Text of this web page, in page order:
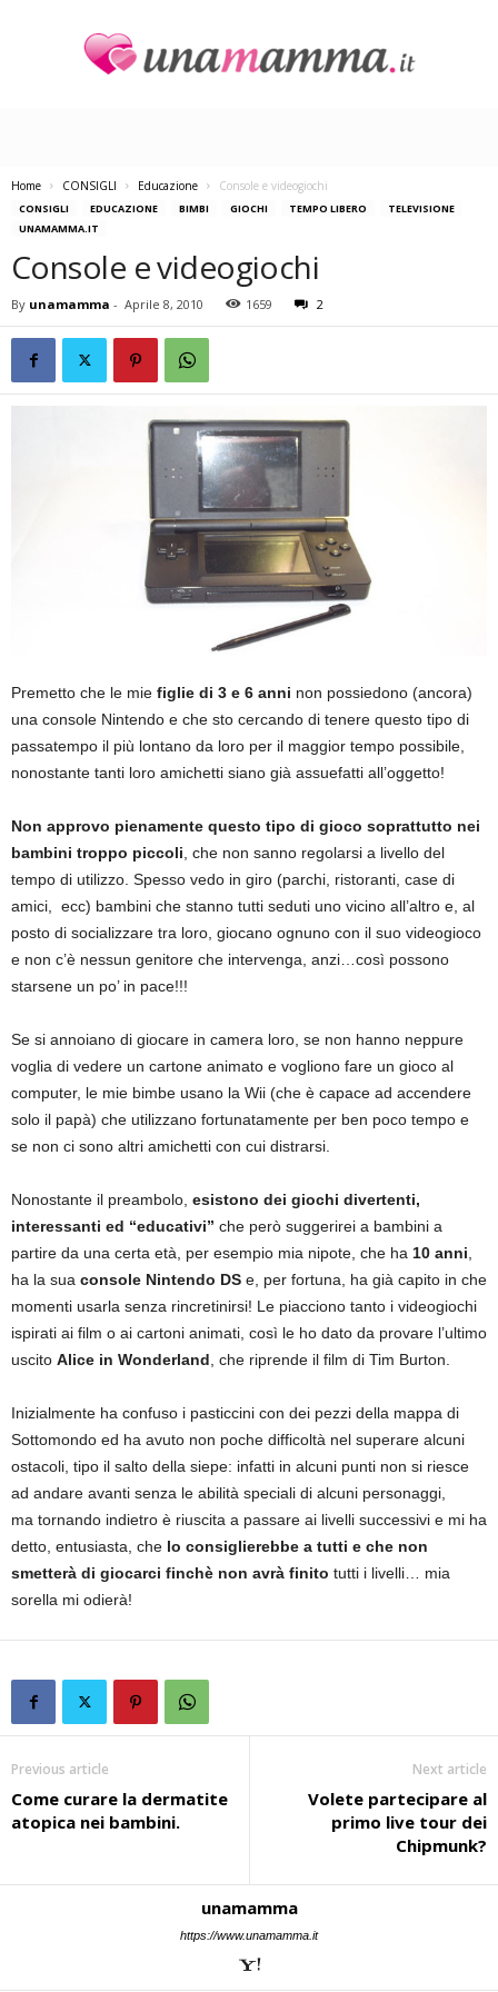
Home CONSIGLI Educazione Console e videogiochi
CONSIGLI EDUCAZIONE BIMBI GIOCHI TEMPO LIBERO
TELEVISIONE
UNAMAMMA.IT
Console e videogiochi
By unamamma - Aprile 8, 2010 1659 2
Premetto che le mie figlie di 3 e 6 anni non possiedono (ancora)
una console Nintendo e che sto cercando di tenere questo tipo di
passatempo il più lontano da loro per il maggior tempo possibile,
nonostante tanti loro amichetti siano già assuefatti all’oggetto!
Non approvo pienamente questo tipo di gioco soprattutto nei
bambini troppo piccoli, che non sanno regolarsi a livello del
tempo di utilizzo. Spesso vedo in giro (parchi, ristoranti, case di
amici, ecc) bambini che stanno tutti seduti uno vicino all’altro e, al
posto di socializzare tra loro, giocano ognuno con il suo videogioco
e non c’è nessun genitore che intervenga, anzi…così possono
starsene un po’ in pace!!!
Se si annoiano di giocare in camera loro, se non hanno neppure
voglia di vedere un cartone animato e vogliono fare un gioco al
computer, le mie bimbe usano la Wii (che è capace ad accendere
solo il papà) che utilizzano fortunatamente per ben poco tempo e
se non ci sono altri amichetti con cui distrarsi.
Nonostante il preambolo, esistono dei giochi divertenti,
interessanti ed “educativi” che però suggerirei a bambini a
partire da una certa età, per esempio mia nipote, che ha 10 anni,
ha la sua console Nintendo DS e, per fortuna, ha già capito in che
momenti usarla senza rincretinirsi! Le piacciono tanto i videogiochi
ispirati ai film o ai cartoni animati, così le ho dato da provare l’ultimo
uscito Alice in Wonderland, che riprende il film di Tim Burton.
Inizialmente ha confuso i pasticcini con dei pezzi della mappa di
Sottomondo ed ha avuto non poche difficoltà nel superare alcuni
ostacoli, tipo il salto della siepe: infatti in alcuni punti non si riesce
ad andare avanti senza le abilità speciali di alcuni personaggi,
ma tornando indietro è riuscita a passare ai livelli successivi e mi ha
detto, entusiasta, che lo consiglierebbe a tutti e che non
smetterà di giocarci finchè non avrà finito tutti i livelli… mia
sorella mi odierà!
Previous article
Come curare la dermatite
atopica nei bambini.
Next article
Volete partecipare al
primo live tour dei
Chipmunk?
unamamma
https://www.unamamma.it